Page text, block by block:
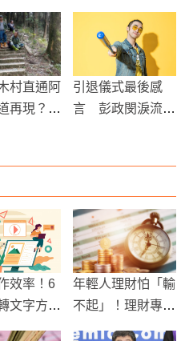
臨檢時間
村直通阿
再現？重
引退儀式最後感
言 彭政閔淚流滿
效率！6
文字方式
年輕人理財怕「輸
不起」！理財專家